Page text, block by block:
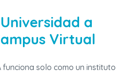
Universidad a
Virtual
funciona solo como un instituto